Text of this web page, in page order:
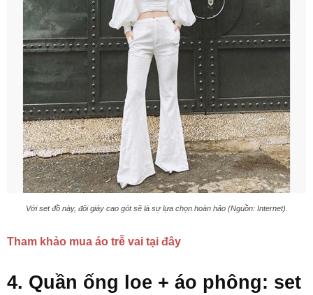
Với set đồ này, đôi giày cao gót sẽ là sự lựa chọn hoàn hảo (Nguồn: Internet).
Tham khảo mua áo trễ vai tại đây
4. Quần ống loe + áo phông: set